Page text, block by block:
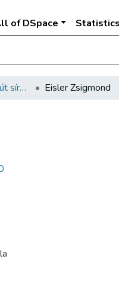
of DSpace Statistics
Budapest VIII Fiumei út sírkert 2. rész Eisler Zsigmond